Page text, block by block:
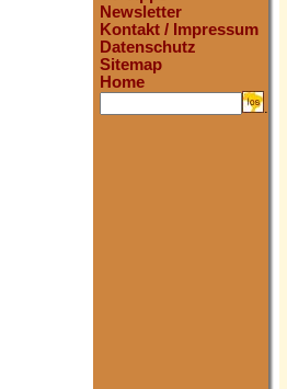
Newsletter
Kontakt / Impressum
Datenschutz
Sitemap
Home
.